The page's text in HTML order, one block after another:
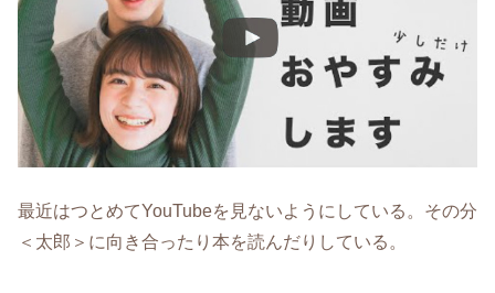
最近はつとめてYouTubeを見ないようにしている。その分
＜太郎＞に向き合ったり本を読んだりしている。